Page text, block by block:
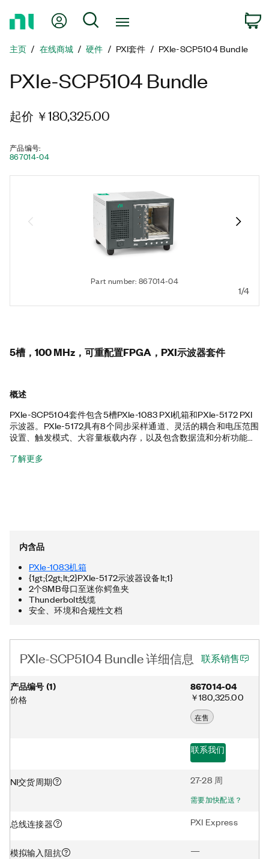
我的账户 搜索
主页 在线商城 硬件 PXI套件 PXIe-SCP5104 Bundle
PXIe-SCP5104 Bundle
起价 ￥180,325.00
产品编号:
867014-04
Part number: 867014-04
1/4
5槽，100 MHz，可重配置FPGA，PXI示波器套件
概述
PXIe-SCP5104套件包含5槽PXIe-1083 PXI机箱和PXIe-5172 PXI
示波器。PXIe-5172具有8个同步采样通道、灵活的耦合和电压范围
设置、触发模式、大容量板载内存，以及包含数据流和分析功能的
宽和灵活的测量配置的高速信号应用程序。PXIe-5172还具有可编
了解更多
内含品
PXIe-1083机箱
{1gt;{2gt;lt;2}PXIe-5172示波器设备lt;1}
2个SMB母口至迷你鳄鱼夹
Thunderbolt线缆
安全、环境和合规性文档
PXIe-SCP5104 Bundle 详细信息 联系销售
产品编号(1)
价格
867014-04
￥180,325.00
在售
联系我们
NI交货周期 27-28 周
需要加快配送？
总线连接器 PXI Express
模拟输入阻抗 —